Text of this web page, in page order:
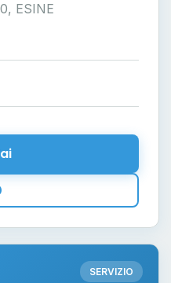
ESINE
SERVIZIO